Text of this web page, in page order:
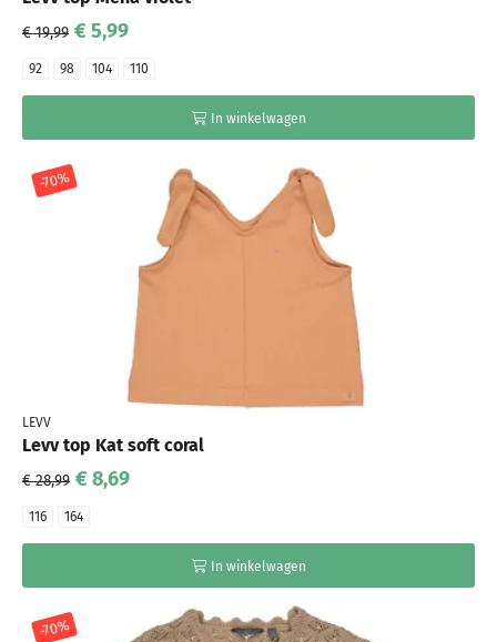
€ 19,99 € 5,99
92 98 104 110
In winkelwagen
-70%
LEVV
Levv top Kat soft coral
€ 28,99 € 8,69
116 164
In winkelwagen
-70%